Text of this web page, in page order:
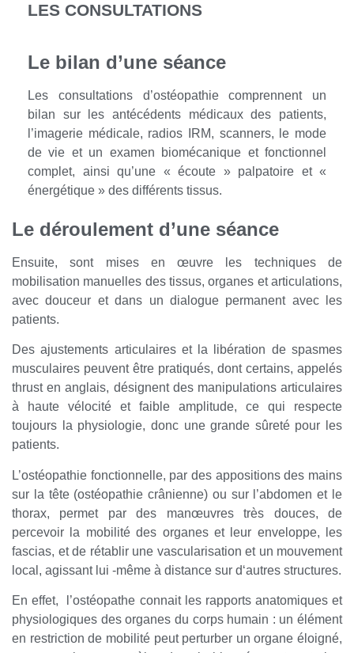
LES CONSULTATIONS
Le bilan d’une séance
Les consultations d’ostéopathie comprennent un
bilan sur les antécédents médicaux des patients,
l’imagerie médicale, radios IRM, scanners, le mode
de vie et un examen biomécanique et fonctionnel
complet, ainsi qu’une « écoute » palpatoire et «
énergétique » des différents tissus.
Le déroulement d’une séance
Ensuite, sont mises en œuvre les techniques de
mobilisation manuelles des tissus, organes et articulations,
avec douceur et dans un dialogue permanent avec les
patients.
Des ajustements articulaires et la libération de spasmes
musculaires peuvent être pratiqués, dont certains, appelés
thrust en anglais, désignent des manipulations articulaires
à haute vélocité et faible amplitude, ce qui respecte
toujours la physiologie, donc une grande sûreté pour les
patients.
L’ostéopathie fonctionnelle, par des appositions des mains
sur la tête (ostéopathie crânienne) ou sur l’abdomen et le
thorax, permet par des manœuvres très douces, de
percevoir la mobilité des organes et leur enveloppe, les
fascias, et de rétablir une vascularisation et un mouvement
local, agissant lui -même à distance sur d‘autres structures.
En effet, l’ostéopathe connait les rapports anatomiques et
physiologiques des organes du corps humain : un élément
en restriction de mobilité peut perturber un organe éloigné,